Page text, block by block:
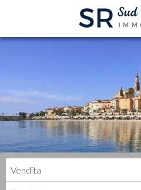
Vendita